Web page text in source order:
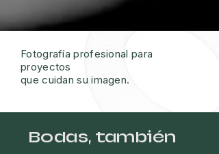
Fotografía profesional para
proyectos
que cuidan su imagen.
Bodas, también